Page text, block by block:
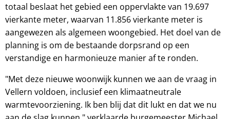
totaal beslaat het gebied een oppervlakte van 19.697
vierkante meter, waarvan 11.856 vierkante meter is
aangewezen als algemeen woongebied. Het doel van de
planning is om de bestaande dorpsrand op een
verstandige en harmonieuze manier af te ronden.
"Met deze nieuwe woonwijk kunnen we aan de vraag in
Vellern voldoen, inclusief een klimaatneutrale
warmtevoorziening. Ik ben blij dat dit lukt en dat we nu